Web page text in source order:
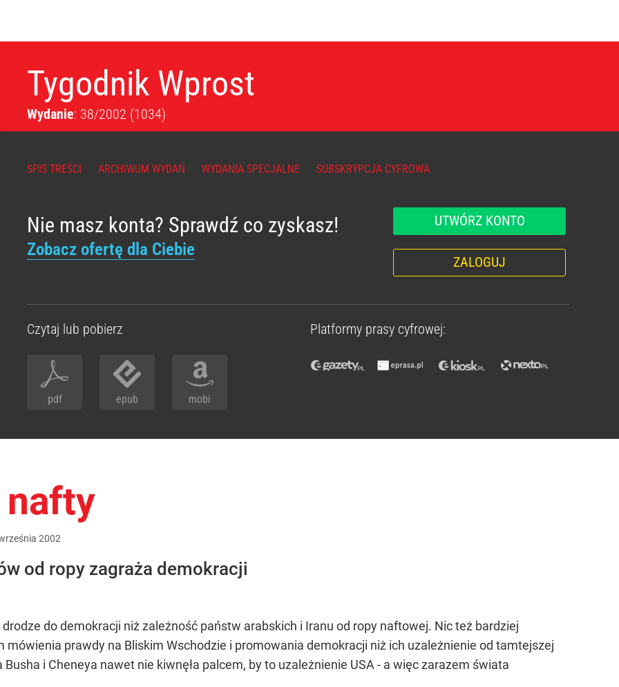
Tygodnik Wprost
Wydanie: 38/2002 (1034)
SPIS TREŚCI ARCHIWUM WYDAŃ WYDANIA SPECJALNE SUBSKRYPCJA CYFROWA
Nie masz konta? Sprawdź co zyskasz!
Zobacz ofertę dla Ciebie
UTWÓRZ KONTO
ZALOGUJ
Czytaj lub pobierz
pdf epub mobi
Platformy prasy cyfrowej:
2002
od ropy zagraża demokracji
do demokracji niż zależność państw arabskich i Iranu od ropy naftowej. Nic też bardziej
mówienia prawdy na Bliskim Wschodzie i promowania demokracji niż ich uzależnienie od tamtejszej
i Cheneya nawet nie kiwnęła palcem, by to uzależnienie USA - a więc zarazem świata